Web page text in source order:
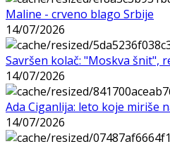
Maline - crveno blago Srbije
14/07/2026
Savršen kolač: "Moskva šnit",
14/07/2026
Ada Ciganlija: leto koje miriše
14/07/2026